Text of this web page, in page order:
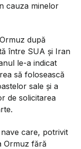
cauza minelor
după
între SUA și Iran
le-a indicat
să folosească
sale și a
de solicitarea
care, potrivit
Ormuz fără